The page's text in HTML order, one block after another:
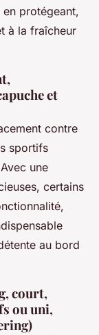
protégeant,
à la fraîcheur
et
contre
sportifs
une
certains
au bord
court,
ou uni,